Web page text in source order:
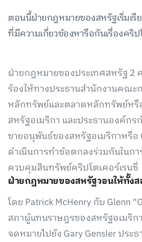
ตอนนี้ฝ่ายกฎหมายของสหรัฐเริ่มเรี
ที่มีความเกี่ยวข้องหารือกันเรื่องคริ
ฝ่ายกฎหมายของประเทศสหรัฐ 2
ร้องให้ทางประธานสำนักงานคณะ
หลักทรัพย์และตลาดหลักทรัพย์หรื
สหรัฐอเมริกา และประธานองค์ก
ขายอนุพันธ์ของสหรัฐอเมริกาหรือ
ดำเนินการทำข้อตกลงร่วมกันในก
ควบคุมสินทรัพย์คริปโตเคอร์เรนซี่
ฝ่ายกฎหมายของสหรัฐวอนให้ทั้ง
โดย Patrick McHenry กับ Glenn
สภาผู้แทนราษฎรของสหรัฐอเมริก
จดหมายไปยัง Gary Gensler ประธ